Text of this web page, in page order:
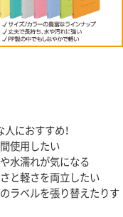
人におすすめ！
間使用したい
や水濡れが気になる
さと軽さを両立したい
のラベルを張り替えたりす